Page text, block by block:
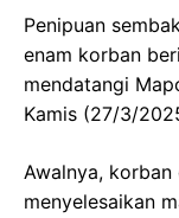
Penipuan
enam korban
mendatangi
Kamis (27/3/
Awalnya,
menyelesaikan